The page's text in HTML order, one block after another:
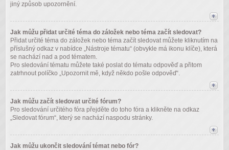
jiný způsob upozornění.
Jak můžu přidat určité téma do záložek nebo téma začít sledovat?
Přidat určité téma do záložek nebo téma začít sledovat můžete kliknutím na
příslušný odkaz v nabídce „Nástroje tématu“ (obvykle má ikonu klíče), která
se nachází nad a pod tématem.
Pro sledování tématu můžete také poslat do tématu odpověď a přitom
zatrhnout políčko „Upozornit mě, když někdo pošle odpověď“.
Jak můžu začít sledovat určité fórum?
Pro sledování určitého fóra přejděte do toho fóra a klikněte na odkaz
„Sledovat fórum“, který se nachází naspodu stránky.
Jak můžu ukončit sledování témat nebo fór?